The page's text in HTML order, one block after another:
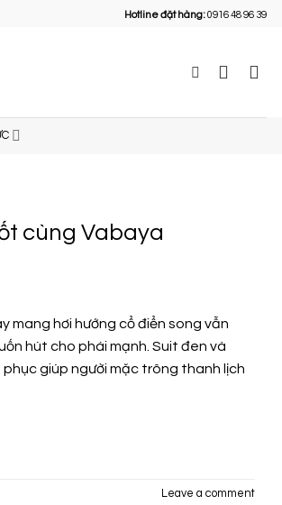
Hotline đặt hàng:0916 48 96 39
cùng Vabaya
mang hơi hướng cổ điển song vẫn
hút cho phái mạnh. Suit đen và
giúp người mặc trông thanh lịch
Leave a comment